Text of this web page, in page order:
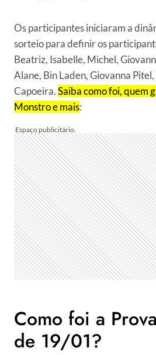
Os participantes iniciaram a
sorteio para definir os
Beatriz, Isabelle, Michel,
Alane, Bin Laden, Giovanna Pitel,
Capoeira.Saiba como foi, quem
Monstro e mais:
Como foi a
de 19/01?